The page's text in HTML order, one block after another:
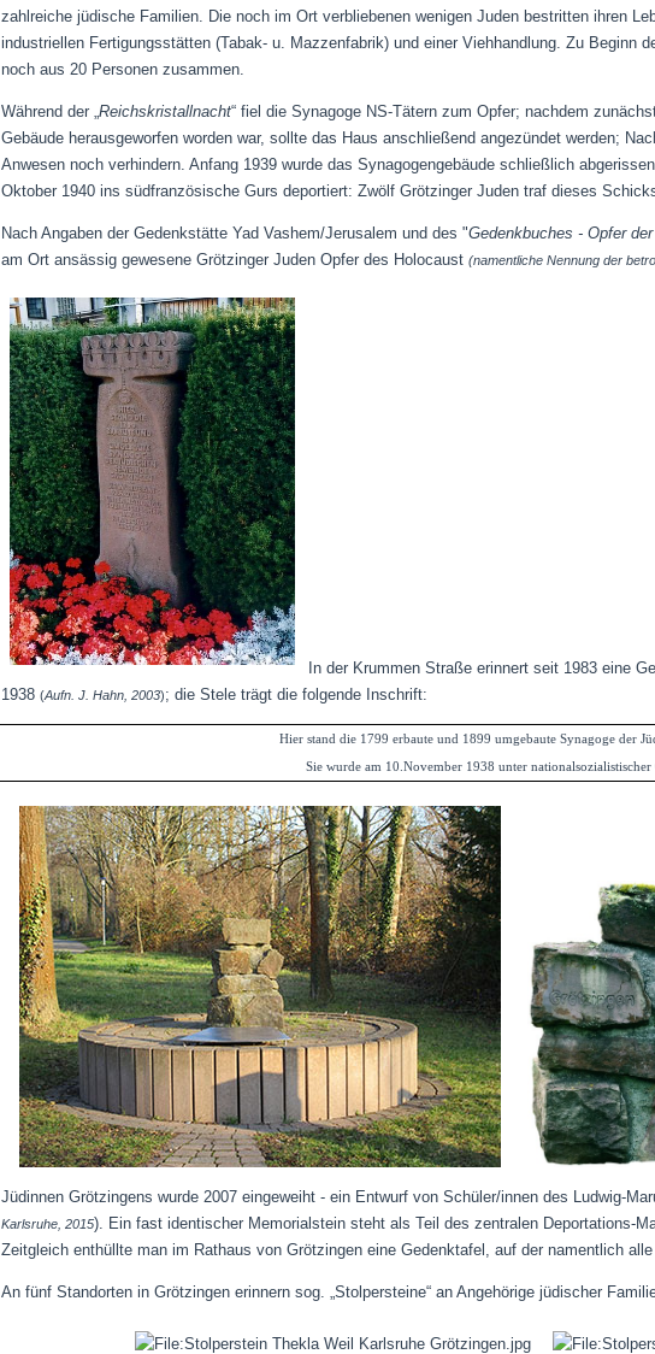
zahlreiche jüdische Familien. Die noch im Ort verbliebenen wenigen Juden bestritten ihren
industriellen Fertigungsstätten (Tabak- u. Mazzenfabrik) und einer Viehhandlung. Zu Beginn
noch aus 20 Personen zusammen.
Während der „Reichskristallnacht“ fiel die Synagoge NS-Tätern zum Opfer; nachdem
Gebäude herausgeworfen worden war, sollte das Haus anschließend angezündet werden;
Anwesen noch verhindern.Anfang 1939 wurde das Synagogengebäude schließlich
Oktober 1940 ins südfranzösische Gurs deportiert: Zwölf Grötzinger Juden traf dieses
Nach Angaben der Gedenkstätte Yad Vashem/Jerusalem und des "Gedenkbuches - Opfer
am Ort ansässig gewesene Grötzinger Juden Opfer des Holocaust(namentliche Nennung der
In der Krummen Straße erinnert seit 1983 eine
1938(Aufn. J. Hahn, 2003); die Stele trägt die folgende Inschrift:
Hier stand die 1799 erbaute und 1899 umgebaute Synagoge der
Sie wurde am 10.November 1938 unter nationalsozialistischer
Jüdinnen Grötzingens wurde 2007 eingeweiht - ein Entwurf von Schüler/innen des Ludwig-
Karlsruhe, 2015). Ein fast identischer Memorialstein steht als Teil des zentralen Deportations-
Zeitgleich enthüllte man im Rathaus von Grötzingen eine Gedenktafel, auf der namentlich
An fünf Standorten in Grötzingen erinnern sog. „Stolpersteine“ an Angehörige jüdischer